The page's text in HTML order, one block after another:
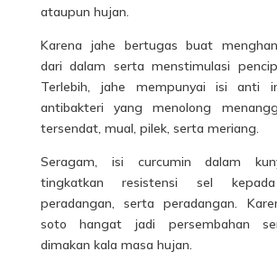
ataupun hujan.
Karena jahe bertugas buat
dari dalam serta menstimulasi
Terlebih, jahe mempunyai isi anti
antibakteri yang menolong
tersendat, mual, pilek, serta meriang.
Seragam, isi curcumin dalam
tingkatkan resistensi sel kepada
peradangan, serta peradangan.
soto hangat jadi persembahan
dimakan kala masa hujan.